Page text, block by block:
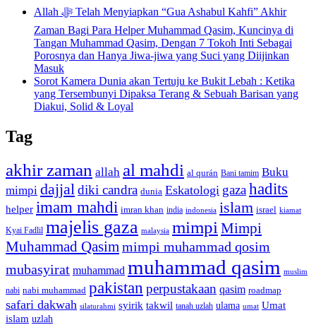
Allah ﷻ Telah Menyiapkan “Gua Ashabul Kahfi” Akhir
Zaman Bagi Para Helper Muhammad Qasim, Kuncinya di
Tangan Muhammad Qasim, Dengan 7 Tokoh Inti Sebagai
Porosnya dan Hanya Jiwa-jiwa yang Suci yang Diijinkan
Masuk
Sorot Kamera Dunia akan Tertuju ke Bukit Lebah : Ketika
yang Tersembunyi Dipaksa Terang & Sebuah Barisan yang
Diakui, Solid & Loyal
Tag
akhir zaman allah al mahdi al qurán Bani tamim Buku
mimpi dajjal diki candra dunia Eskatologi gazahadits
helper imam mahdi imran khan india indonesia islam israel kiamat
Kyai Fadlil majelis gaza malaysia mimpi Mimpi
Muhammad Qasim mimpi muhammad qosim
mubasyirat muhammad muhammad qasim muslim
nabi nabi muhammad pakistan perpustakaan qasim roadmap
safari dakwah silaturahmi syirik takwil tanah uzlah ulama umat Umat
islam uzlah